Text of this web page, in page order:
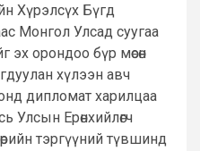
Хүрэлсүх Бүгд
Монгол Улсад суугаа
орондоо бүр мөсөн
хүлээн авч
дипломат харилцаа
Улсын Ерөнхийлөгч
тэргүүний түвшинд